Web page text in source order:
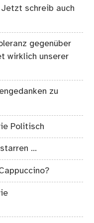
schreib auch
gegenüber
wirklich unserer
zu
Politisch
…